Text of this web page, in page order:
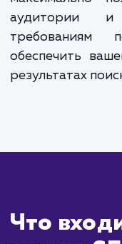
будет
результатах
достижения